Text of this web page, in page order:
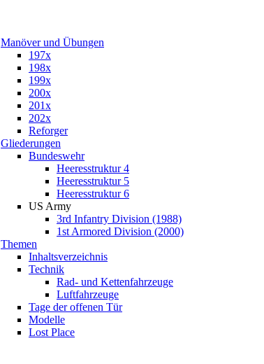
Manöver und Übungen
197x
198x
199x
200x
201x
202x
Reforger
Gliederungen
Bundeswehr
Heeresstruktur 4
Heeresstruktur 5
Heeresstruktur 6
US Army
3rd Infantry Division (1988)
1st Armored Division (2000)
Themen
Inhaltsverzeichnis
Technik
Rad- und Kettenfahrzeuge
Luftfahrzeuge
Tage der offenen Tür
Modelle
Lost Place